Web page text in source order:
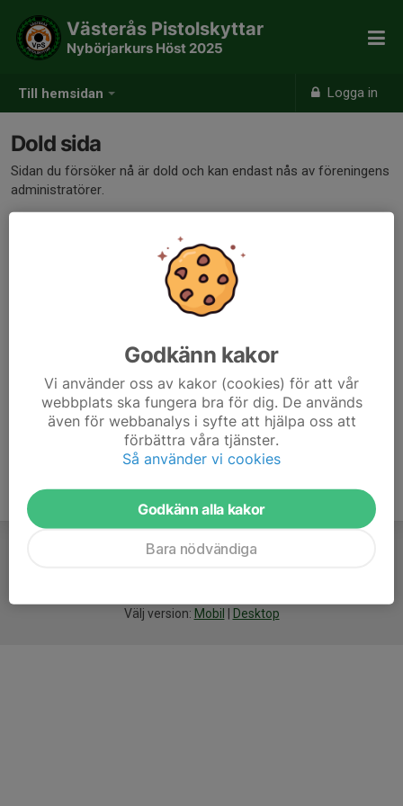
Till hemsidan Logga in
Västerås Pistolskyttar
Nybörjarkurs Höst 2025
Dold sida
Sidan du försöker nå är dold och kan endast nås av föreningens
administratörer.
Välj version: Mobil Desktop
Godkänn kakor
Vi använder oss av kakor (cookies) för att vår
webbplats ska fungera bra för dig. De används
även för webbanalys i syfte att hjälpa oss att
förbättra våra tjänster.
Så använder vi cookies
Godkänn alla kakor
Bara nödvändiga